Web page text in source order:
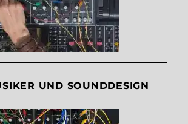
UND SOUNDDESIGN